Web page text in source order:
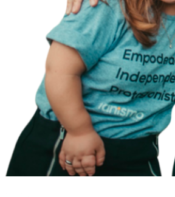
PERGUNTAS FREQUENTES
LEGISLAÇÃO
TIPOS DE NANISMO
DOWNLOADS
FIQUE POR DENTRO